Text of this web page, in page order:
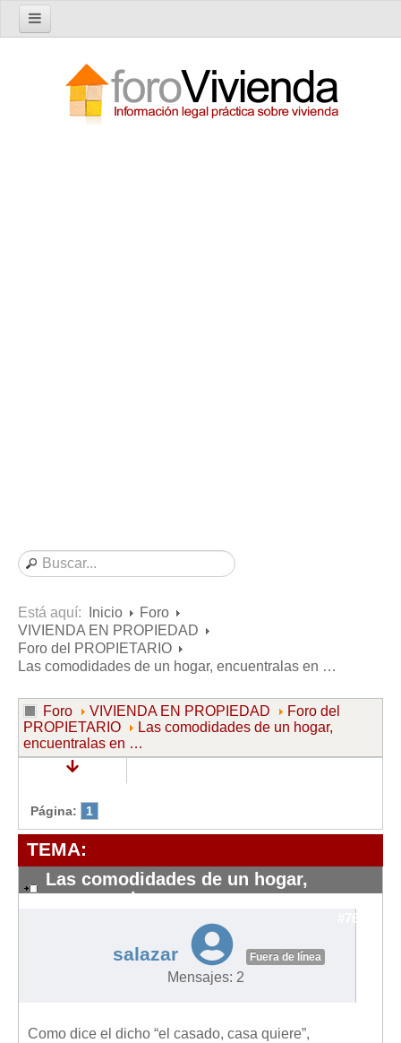
Nuevo tema
Contratos de Arrendamiento
De uso distinto al de vivienda
Otros contratos de Arrendamiento
Requerimientos y comunicaciones
Para contratos anteriores al 6 de junio de 2013
Para contratos de Renta Antigua
Formularios sobre Vivienda en Propiedad
Modelos de Contratos
Requerimientos y comunicaciones
Formularios sobre Propiedad Horizontal
Modelos de Convocatoria de Junta de Propietarios
Requerimientos y comunicaciones
Legislación sobre la Comunidad de Propietarios
Está aquí: Inicio
Foro
VIVIENDA EN PROPIEDAD
Foro del PROPIETARIO
Las comodidades de un hogar, encuentralas en …
Foro VIVIENDA EN PROPIEDAD
Foro del
PROPIETARIO
Las comodidades de un hogar,
encuentralas en …
Página: 1
TEMA:
Las comodidades de un hogar,
encuentralas en …
#7652
salazar Fuera de línea
Mensajes: 2
Como dice el dicho “el casado, casa quiere”,